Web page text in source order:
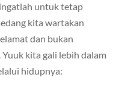
untuk tetap
kita wartakan
dan bukan
kita gali lebih dalam
hidupnya: